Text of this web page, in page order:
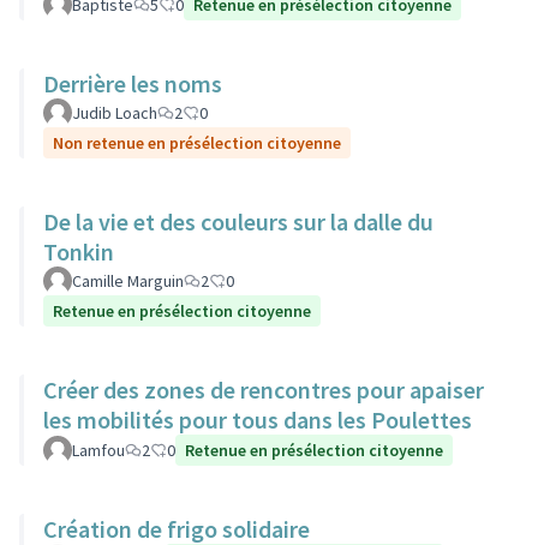
Baptiste 5 0 Retenue en présélection citoyenne
Derrière les noms
Judib Loach 2
0
Non retenue en présélection citoyenne
De la vie et des couleurs sur la dalle du
Tonkin
Camille Marguin 2
0
Retenue en présélection citoyenne
Créer des zones de rencontres pour apaiser
les mobilités pour tous dans les Poulettes
Lamfou 2 0 Retenue en présélection citoyenne
Création de frigo solidaire